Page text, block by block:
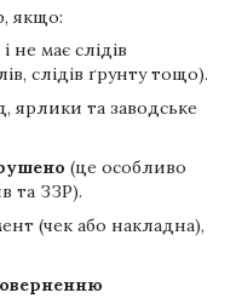
якщо:
не має слідів
слідів ґрунту тощо).
ярлики та заводське
(це особливо
та ЗЗР).
(чек або накладна),